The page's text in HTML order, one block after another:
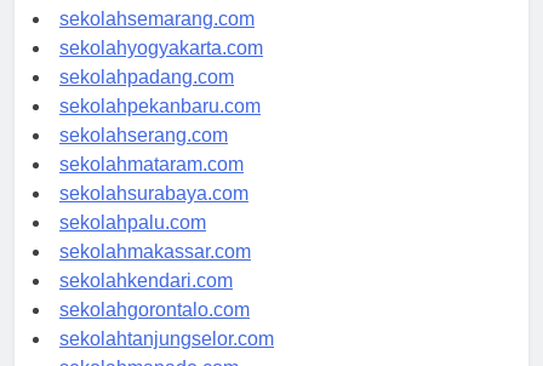
sekolahtanjungpinang.com
sekolahsemarang.com
sekolahyogyakarta.com
sekolahpadang.com
sekolahpekanbaru.com
sekolahserang.com
sekolahmataram.com
sekolahsurabaya.com
sekolahpalu.com
sekolahmakassar.com
sekolahkendari.com
sekolahgorontalo.com
sekolahtanjungselor.com